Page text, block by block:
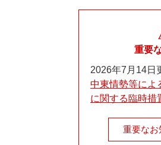
重要
2026年7月14日
中東情勢等によ
に関する臨時措
重要なお